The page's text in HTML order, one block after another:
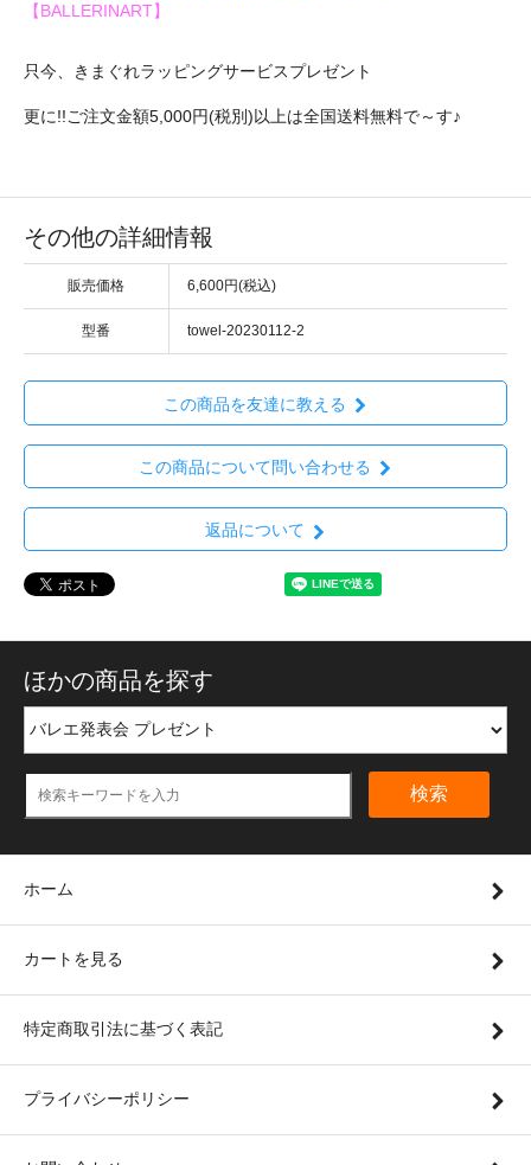
【BALLERINART】
只今、きまぐれラッピングサービスプレゼント
更に!!ご注文金額5,000円(税別)以上は全国送料無料で～す♪
その他の詳細情報
販売価格 6,600円(税込)
型番 towel-20230112-2
この商品を友達に教える
この商品について問い合わせる
返品について
ほかの商品を探す
検索
ホーム
カートを見る
特定商取引法に基づく表記
プライバシーポリシー